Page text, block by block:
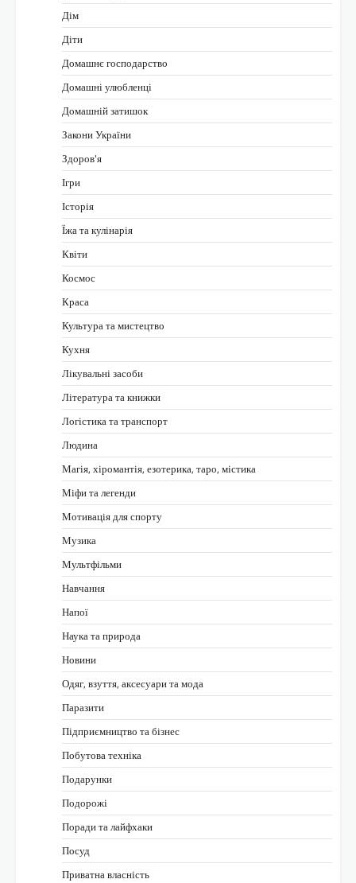
Дім
Діти
Домашнє господарство
Домашні улюбленці
Домашній затишок
Закони України
Здоров'я
Ігри
Історія
Їжа та кулінарія
Квіти
Космос
Краса
Культура та мистецтво
Кухня
Лікувальні засоби
Література та книжки
Логістика та транспорт
Людина
Магія, хіромантія, езотерика, таро, містика
Міфи та легенди
Мотивація для спорту
Музика
Мультфільми
Навчання
Напої
Наука та природа
Новини
Одяг, взуття, аксесуари та мода
Паразити
Підприємництво та бізнес
Побутова техніка
Подарунки
Подорожі
Поради та лайфхаки
Посуд
Приватна власність